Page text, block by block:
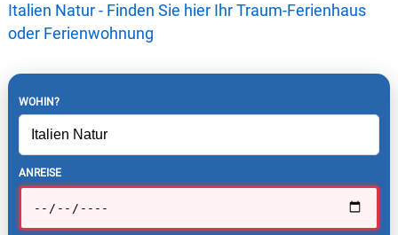
Italien Natur - Finden Sie hier Ihr Traum-Ferienhaus
oder Ferienwohnung
WOHIN?
ANREISE